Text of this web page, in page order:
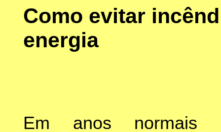
Como evitar
energia
Em anos normais